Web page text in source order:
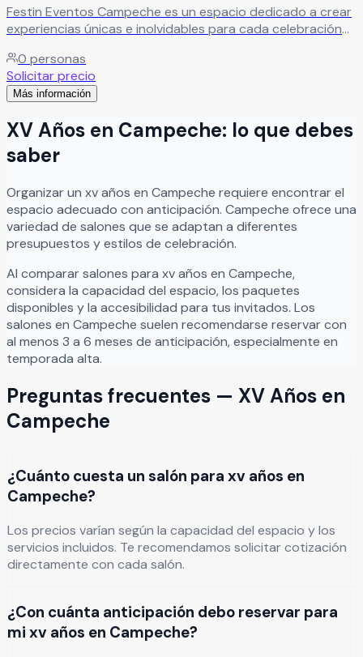
Festin Eventos Campeche es un espacio dedicado a crear
experiencias únicas e inolvidables para cada celebración
en brindar atención personalizada, acompañando y
asesorando cada evento de principio a fin para garantizar
que cada detalle se desarrolle de manera perfecta y
XV años, aniversarios, graduaciones, reuniones familiares y
eventos sociales, ofreciendo un ambiente elegante,
excelente servicio y un equipo comprometido en hacer
0 personas
Solicitar precio
Más información
XV Años en Campeche: lo que debes
saber
Organizarun xv años en Campeche requiere encontrar el
espacio adecuado con anticipación. Campeche ofrece una
variedad de salones que se adaptan a diferentes
presupuestos y estilos de celebración.
Al comparar salones para xv años en Campeche,
considera la capacidad del espacio, los paquetes
disponibles y la accesibilidad para tus invitados. Los
salones en Campeche suelen recomendarse reservar con
al menos 3 a 6 meses de anticipación, especialmente en
temporada alta.
Preguntas frecuentes — XV Años en
Campeche
¿Cuánto cuesta un salón para xv años en
Campeche?
Los precios varían según la capacidad del espacio y los
servicios incluidos. Te recomendamos solicitar cotización
directamente con cada salón.
¿Con cuánta anticipación debo reservar para
mi xv años en Campeche?